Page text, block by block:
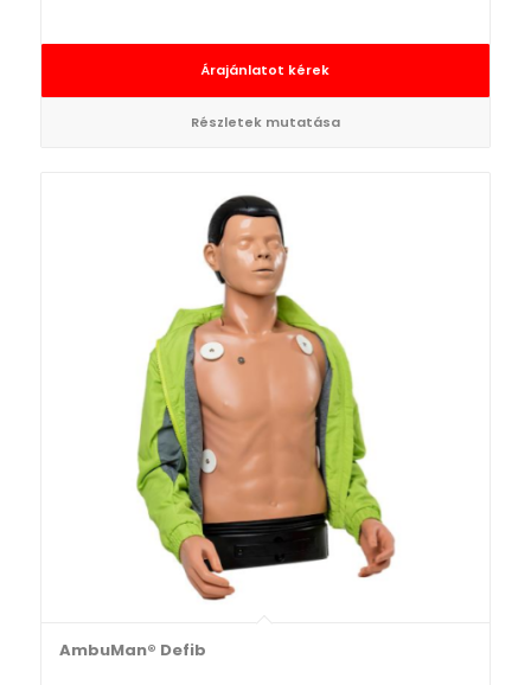
Árajánlatot kérek
Részletek mutatása
AmbuMan® Defib